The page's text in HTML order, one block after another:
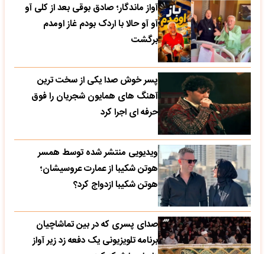
آواز ماندگار؛ صادق بوقی بعد از کلی آو
آو آو حالا با اردک بودم غاز اومدم
برگشت
پسر خوش صدا یکی از سخت ترین
آهنگ های همایون شجریان را فوق
حرفه ای اجرا کرد
ویدیویی منتشر شده توسط همسر
هوتن شکیبا از عمارت عروسیشان؛
هوتن شکیبا ازدواج کرد؟
صدای پسری که در بین تماشاچیان
برنامه تلویزیونی یک دفعه زد زیر آواز